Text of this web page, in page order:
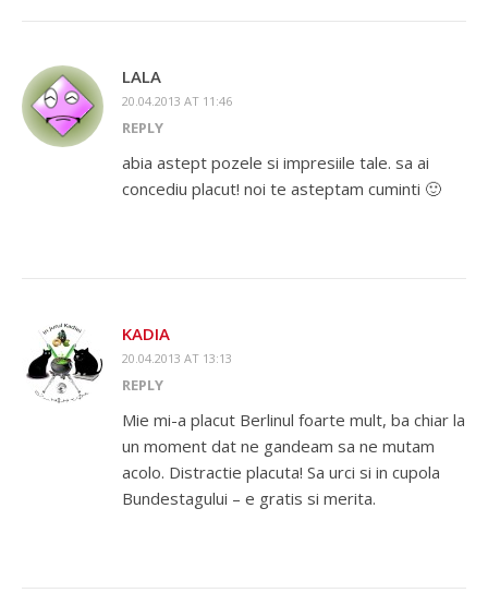
LALA
20.04.2013 AT 11:46
REPLY
abia astept pozele si impresiile tale. sa ai
concediu placut! noi te asteptam cuminti 🙂
KADIA
20.04.2013 AT 13:13
REPLY
Mie mi-a placut Berlinul foarte mult, ba chiar la
un moment dat ne gandeam sa ne mutam
acolo. Distractie placuta! Sa urci si in cupola
Bundestagului – e gratis si merita.